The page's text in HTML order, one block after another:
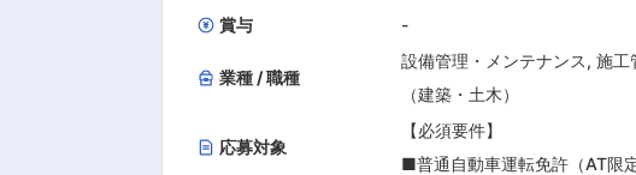
賞与
-
業種 / 職種
設備管理・メンテナンス, 施工
（建築・土木）
応募対象
【必須要件】
■普通自動車運転免許（AT限